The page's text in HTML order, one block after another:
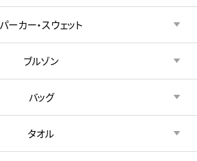
パーカー・スウェット
ブルゾン
バッグ
タオル